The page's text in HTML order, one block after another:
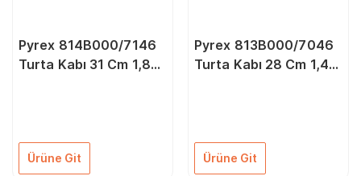
Pyrex 814B000/7146
Turta Kabı 31 Cm 1,8
Ürüne Git
Pyrex 813B000/7046
Turta Kabı 28 Cm 1,4
Ürüne Git